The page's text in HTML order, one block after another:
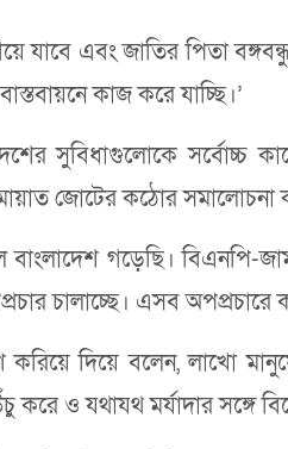
যাবে এবং জাতির পিতা
কাজ করে যাচ্ছি।’
সুবিধাগুলোকে সর্বোচ্চ
জোটের কঠোর সমালোচনা
গড়েছি। বিএনপি-
চালাচ্ছে। এসব অপপ্রচারে
করিয়ে দিয়ে বলেন, লাখো
করে ও যথাযথ মর্যাদার সঙ্গে